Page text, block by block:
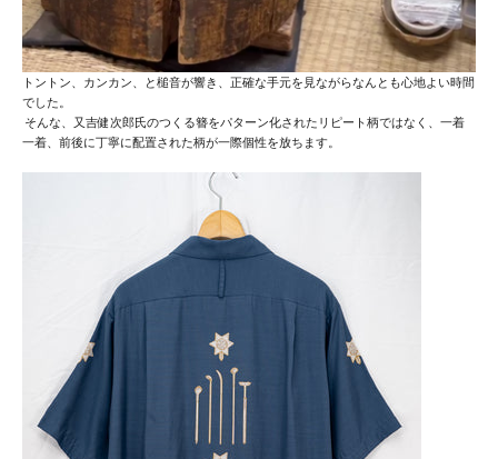
トントン、カンカン、と槌音が響き、正確な手元を見ながらなんとも心地よい時間
でした。
そんな、 又吉健次郎氏のつくる簪をパターン化されたリピート柄ではなく、一着
一着、前後に丁寧に配置された柄が一際個性を放ちます。